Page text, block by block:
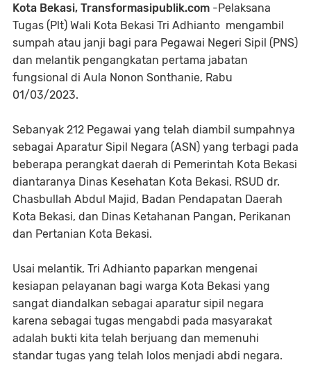
Kota Bekasi, Transformasipublik.com -Pelaksana
Tugas (Plt) Wali Kota Bekasi Tri Adhianto mengambil
sumpah atau janji bagi para Pegawai Negeri Sipil (PNS)
dan melantik pengangkatan pertama jabatan
fungsional di Aula Nonon Sonthanie, Rabu
01/03/2023.
Sebanyak 212 Pegawai yang telah diambil sumpahnya
sebagai Aparatur Sipil Negara (ASN) yang terbagi pada
beberapa perangkat daerah di Pemerintah Kota Bekasi
diantaranya Dinas Kesehatan Kota Bekasi, RSUD dr.
Chasbullah Abdul Majid, Badan Pendapatan Daerah
Kota Bekasi, dan Dinas Ketahanan Pangan, Perikanan
dan Pertanian Kota Bekasi.
Usai melantik, Tri Adhianto paparkan mengenai
kesiapan pelayanan bagi warga Kota Bekasi yang
sangat diandalkan sebagai aparatur sipil negara
karena sebagai tugas mengabdi pada masyarakat
adalah bukti kita telah berjuang dan memenuhi
standar tugas yang telah lolos menjadi abdi negara.